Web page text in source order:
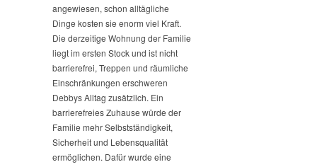
angewiesen, schon alltägliche
Dinge kosten sie enorm viel Kraft.
Die derzeitige Wohnung der Familie
liegt im ersten Stock und ist nicht
barrierefrei, Treppen und räumliche
Einschränkungen erschweren
Debbys Alltag zusätzlich. Ein
barrierefreies Zuhause würde der
Familie mehr Selbstständigkeit,
Sicherheit und Lebensqualität
ermöglichen. Dafür wurde eine